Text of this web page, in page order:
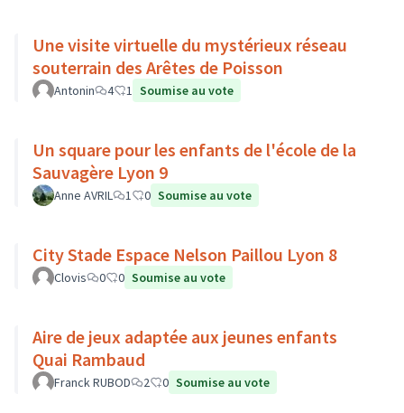
Une visite virtuelle du mystérieux réseau
souterrain des Arêtes de Poisson
Antonin 4 1 Soumise au vote
Un square pour les enfants de l'école de la
Sauvagère Lyon 9
Anne AVRIL 1 0 Soumise au vote
City Stade Espace Nelson Paillou Lyon 8
Clovis 0 0 Soumise au vote
Aire de jeux adaptée aux jeunes enfants
Quai Rambaud
Franck RUBOD 2 0 Soumise au vote